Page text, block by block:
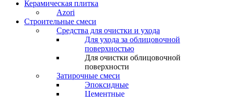
Керамическая плитка
Azori
Строительные смеси
Средства для очистки и ухода
Для ухода за облицовочной
поверхностью
Для очистки облицовочной
поверхности
Затирочные смеси
Эпоксидные
Цементные